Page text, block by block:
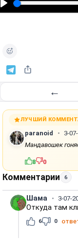
←
ЛУЧШИЙ
paranoid
3-
Мандавошек
8 0
Комментарии 6
Шама 3-07-
Откуда там
6 0